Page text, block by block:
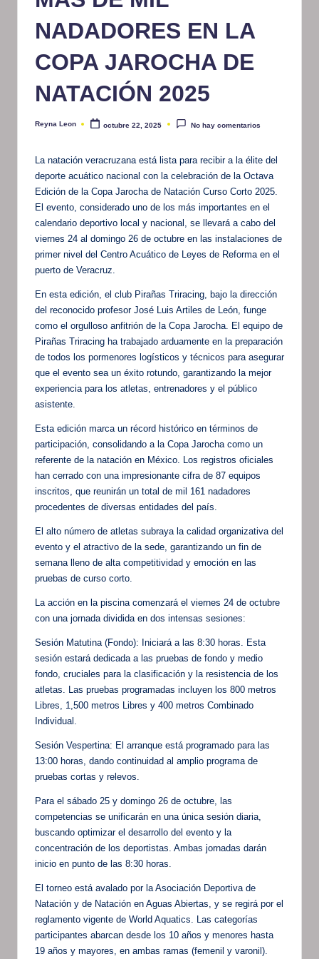
m
at
iv
o
NADADORES EN LA
COPA JAROCHA DE
NATACIÓN 2025
Publicado
Reyna Leon octubre 22, 2025 No hay comentarios
La natación veracruzana está lista para recibir a la élite del
deporte acuático nacional con la celebración de la Octava
Edición de la Copa Jarocha de Natación Curso Corto 2025.
El evento, considerado uno de los más importantes en el
calendario deportivo local y nacional, se llevará a cabo del
viernes 24 al domingo 26 de octubre en las instalaciones de
primer nivel del Centro Acuático de Leyes de Reforma en el
puerto de Veracruz.
En esta edición, el club Pirañas Triracing, bajo la dirección
del reconocido profesor José Luis Artiles de León, funge
como el orgulloso anfitrión de la Copa Jarocha. El equipo de
Pirañas Triracing ha trabajado arduamente en la preparación
de todos los pormenores logísticos y técnicos para asegurar
que el evento sea un éxito rotundo, garantizando la mejor
experiencia para los atletas, entrenadores y el público
asistente.
Esta edición marca un récord histórico en términos de
participación, consolidando a la Copa Jarocha como un
referente de la natación en México. Los registros oficiales
han cerrado con una impresionante cifra de 87 equipos
inscritos, que reunirán un total de mil 161 nadadores
procedentes de diversas entidades del país.
El alto número de atletas subraya la calidad organizativa del
evento y el atractivo de la sede, garantizando un fin de
semana lleno de alta competitividad y emoción en las
pruebas de curso corto.
La acción en la piscina comenzará el viernes 24 de octubre
con una jornada dividida en dos intensas sesiones:
Sesión Matutina (Fondo): Iniciará a las 8:30 horas. Esta
sesión estará dedicada a las pruebas de fondo y medio
fondo, cruciales para la clasificación y la resistencia de los
atletas. Las pruebas programadas incluyen los 800 metros
Libres, 1,500 metros Libres y 400 metros Combinado
Individual.
Sesión Vespertina: El arranque está programado para las
13:00 horas, dando continuidad al amplio programa de
pruebas cortas y relevos.
Para el sábado 25 y domingo 26 de octubre, las
competencias se unificarán en una única sesión diaria,
buscando optimizar el desarrollo del evento y la
concentración de los deportistas. Ambas jornadas darán
inicio en punto de las 8:30 horas.
El torneo está avalado por la Asociación Deportiva de
Natación y de Natación en Aguas Abiertas, y se regirá por el
reglamento vigente de World Aquatics. Las categorías
participantes abarcan desde los 10 años y menores hasta
19 años y mayores, en ambas ramas (femenil y varonil).